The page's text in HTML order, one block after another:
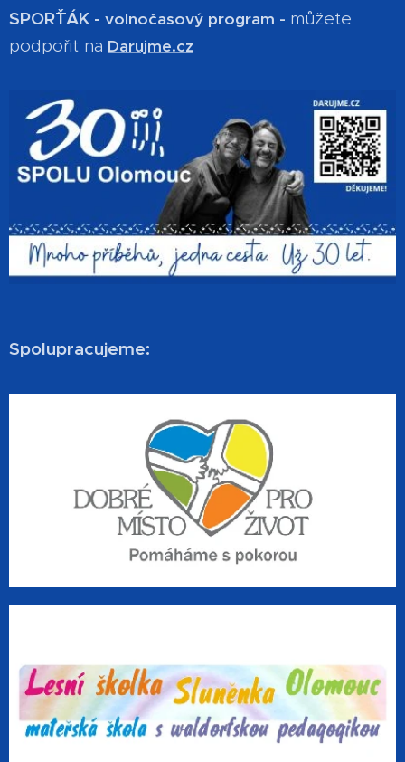
SPOR´ŤÁK - volnočasový program - můžete
podpořit na Darujme.cz
Spolupracujeme: